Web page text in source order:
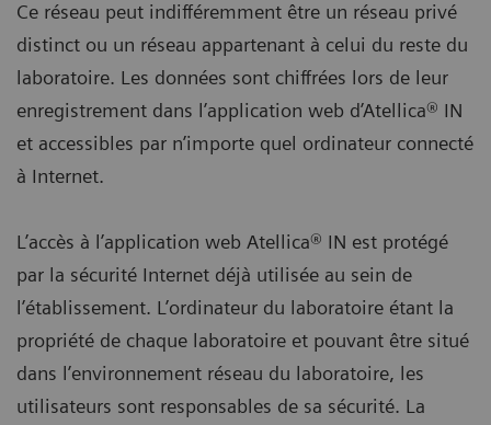
Ce réseau peut indifféremment être un réseau privé
distinct ou un réseau appartenant à celui du reste du
laboratoire. Les données sont chiffrées lors de leur
enregistrement dans l’application web d’Atellica® IN
et accessibles par n’importe quel ordinateur connecté
à Internet.
L’accès à l’application web Atellica® IN est protégé
par la sécurité Internet déjà utilisée au sein de
l’établissement. L’ordinateur du laboratoire étant la
propriété de chaque laboratoire et pouvant être situé
dans l’environnement réseau du laboratoire, les
utilisateurs sont responsables de sa sécurité. La